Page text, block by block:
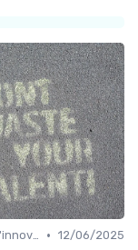
Culture d'innovation • 12/06/2025